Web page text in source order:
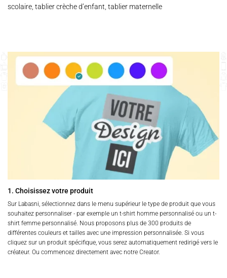
scolaire, tablier crèche d’enfant, tablier maternelle
1. Choisissez votre produit
Sur Labasni, sélectionnez dans le menu supérieur le type de produit que vous
souhaitez personnaliser - par exemple un t-shirt homme personnalisé ou un t-
shirt femme personnalisé. Nous proposons plus de 300 produits de
différentes couleurs et tailles avec une impression personnalisée. Si vous
cliquez sur un produit spécifique, vous serez automatiquement redirigé vers le
créateur. Ou commencez directement avec notre Creator.